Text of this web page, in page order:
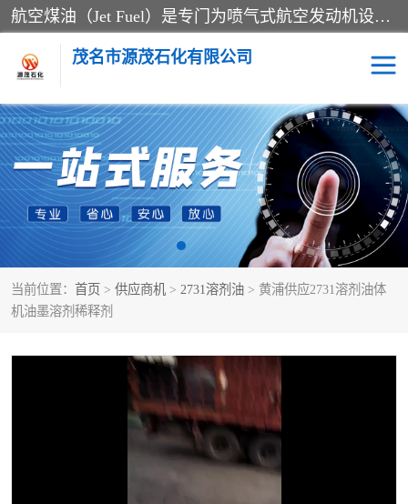
航空煤油（Jet Fuel）是专门为喷气式航空发动机设计的高纯度燃料，主要分为Jet A、Jet A-1和Jet B等类型。其特点是闪点高、低温流动性好，并添加了抗静电剂和抗氧化剂以确保飞行安全。航空煤油需
茂名市源茂石化有限公司
当前位置： 首页 > 供应商机 > 2731溶剂油 > 黄浦供应2731溶剂油体
机油墨溶剂稀释剂
RP3航空煤油 D20+D30溶剂油
D40+D60溶剂油 D80+D100溶剂油
6号+120号溶剂油 260号溶剂油
异构烷烃 天然乳胶
26+32号化妆级白油 46+68号化妆级白油